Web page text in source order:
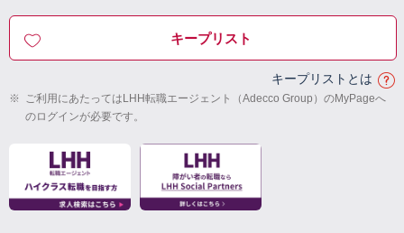
キープリスト
キープリストとは
※ ご利用にあたってはLHH転職エージェント（Adecco Group）のMyPageへ
のログインが必要です。